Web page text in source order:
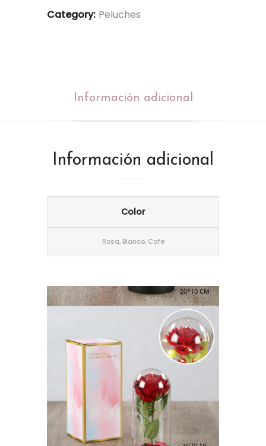
Category: Peluches
Información adicional
Información adicional
Color
Rosa, Blanco, Cafe